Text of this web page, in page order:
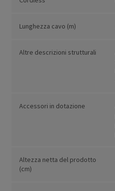
Lunghezza cavo (m)
Altre descrizioni strutturali
Accessori in dotazione
Altezza netta del prodotto
(cm)